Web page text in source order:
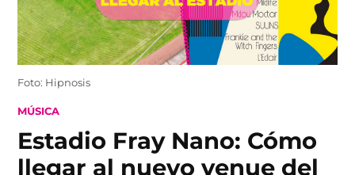
Foto: Hipnosis
POSTED
MÚSICA
Estadio Fray Nano: Cómo
llegar al nuevo venue del